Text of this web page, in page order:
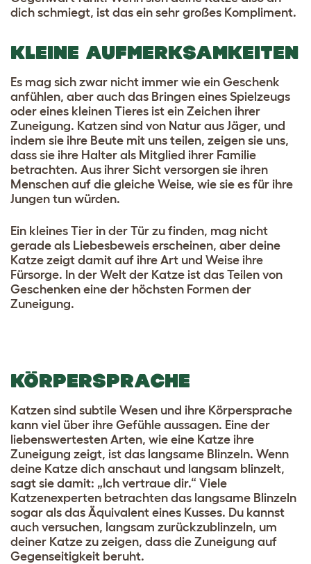
dich schmiegt, ist das ein sehr großes Kompliment.
KLEINE AUFMERKSAMKEITEN
Es mag sich zwar nicht immer wie ein Geschenk
anfühlen, aber auch das Bringen eines Spielzeugs
oder eines kleinen Tieres ist ein Zeichen ihrer
Zuneigung. Katzen sind von Natur aus Jäger, und
indem sie ihre Beute mit uns teilen, zeigen sie uns,
dass sie ihre Halter als Mitglied ihrer Familie
betrachten. Aus ihrer Sicht versorgen sie ihren
Menschen auf die gleiche Weise, wie sie es für ihre
Jungen tun würden.
Ein kleines Tier in der Tür zu finden, mag nicht
gerade als Liebesbeweis erscheinen, aber deine
Katze zeigt damit auf ihre Art und Weise ihre
Fürsorge. In der Welt der Katze ist das Teilen von
Geschenken eine der höchsten Formen der
Zuneigung.
KÖRPERSPRACHE
Katzen sind subtile Wesen und ihre Körpersprache
kann viel über ihre Gefühle aussagen. Eine der
liebenswertesten Arten, wie eine Katze ihre
Zuneigung zeigt, ist das langsame Blinzeln. Wenn
deine Katze dich anschaut und langsam blinzelt,
sagt sie damit: „Ich vertraue dir.“ Viele
Katzenexperten betrachten das langsame Blinzeln
sogar als das Äquivalent eines Kusses. Du kannst
auch versuchen, langsam zurückzublinzeln, um
deiner Katze zu zeigen, dass die Zuneigung auf
Gegenseitigkeit beruht.